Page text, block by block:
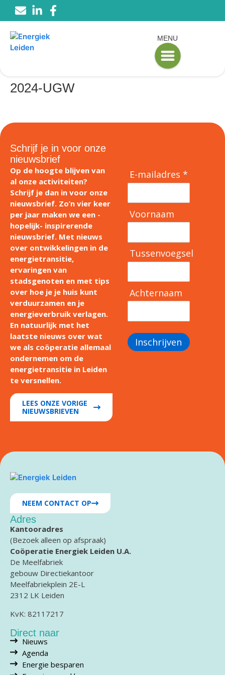
MENU
2024-UGW
Schrijf je in voor onze
nieuwsbrief
Op de hoogte blijven van
al onze activiteiten?
Schrijf je dan in voor onze
nieuwsbrief. Zo’n vier keer
per jaar maken we een -
hopelijk- inspirerende
nieuwsbrief. Met nieuws
over ontwikkelingen in de
energietransitie,
ervaringen van
stadsgenoten en met tips
over hoe je je huis kunt
verduurzamen en je
energieverbruik verlagen.
En natuurlijk met het
laatste nieuws over wat
we als coöperatie allemaal
ondernemen om de
energietransitie in Leiden
te versnellen.
LEES ONZE VORIGE
NIEUWSBRIEVEN
E-mailadres *
Voornaam
Tussenvoegsel
Achternaam
Inschrijven
NEEM CONTACT OP
Adres
Kantooradres
(Bezoek alleen op afspraak)
Coöperatie Energiek Leiden U.A.
De Meelfabriek
gebouw Directiekantoor
Meelfabriekplein 2E-L
2312 LK Leiden
KvK: 82117217
Direct naar
Nieuws
Agenda
Energie besparen